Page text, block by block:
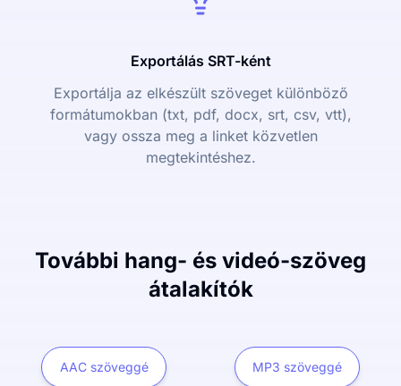
Exportálás SRT-ként
Exportálja az elkészült szöveget különböző
formátumokban (txt, pdf, docx, srt, csv, vtt),
vagy ossza meg a linket közvetlen
megtekintéshez.
További hang- és videó-szöveg
átalakítók
AAC szöveggé MP3 szöveggé